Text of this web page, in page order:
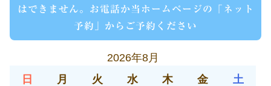
はできません。お電話か当ホームページの「ネット
予約」からご予約ください
2026年8月
日
月 火 水 木 金 土